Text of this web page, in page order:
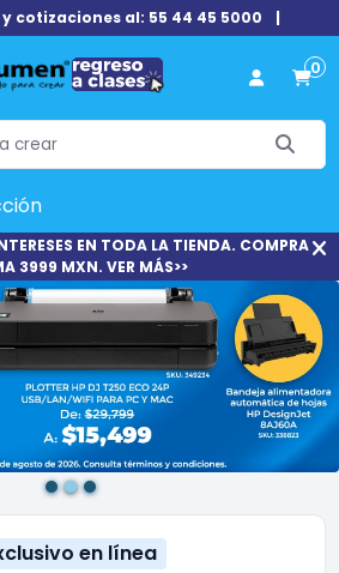
cotizaciones al: 55 44 45 5000 |
0
EN TODA LA TIENDA. COMPRA
3999 MXN. VER MÁS>>
en línea